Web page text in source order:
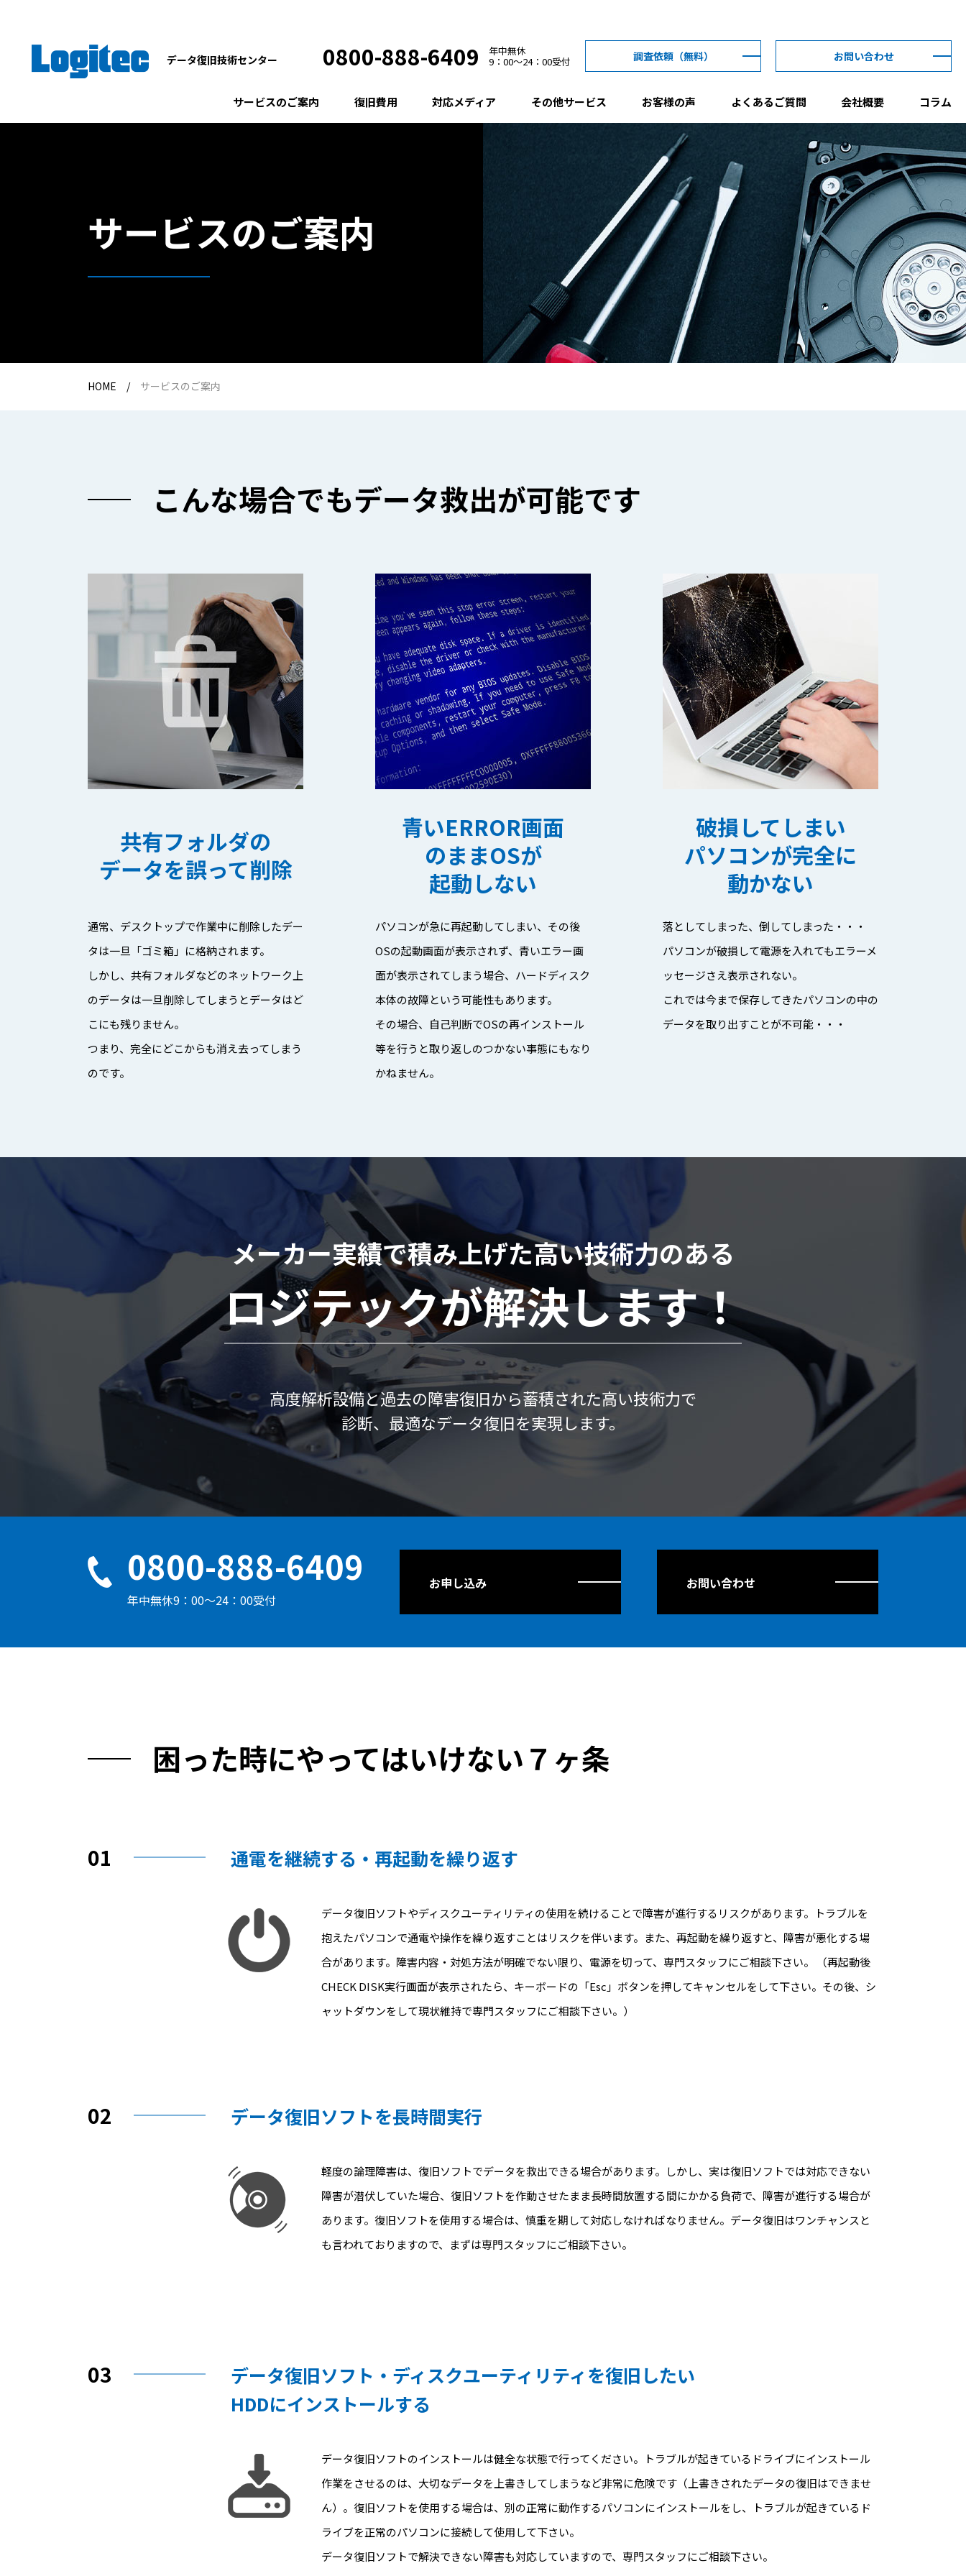
データ復旧技術センター 0800-888-6409 年中無休
9：00 24：00受付 調査依頼（無料） お問い合わせ
サービスのご案内 復旧費用 対応メディア その他サービス お客様の声 よくあるご質問 会社概要 コラム
サービスのご案内
HOME サービスのご案内
こんな場合でもデータ救出が可能です
共有フォルダの
データを誤って削除
通常、デスクトップで作業中に削除したデー
タは一旦「ゴミ箱」に格納されます。
しかし、共有フォルダなどのネットワーク上
のデータは一旦削除してしまうとデータはど
こにも残りません。
つまり、完全にどこからも消え去ってしまう
のです。
青いERROR画面
のままOSが
起動しない
パソコンが急に再起動してしまい、その後
OSの起動画面が表示されず、青いエラー画
面が表示されてしまう場合、ハードディスク
本体の故障という可能性もあります。
その場合、自己判断でOSの再インストール
等を行うと取り返しのつかない事態にもなり
かねません。
破損してしまい
パソコンが完全に
動かない
落としてしまった、倒してしまった・・・
パソコンが破損して電源を入れてもエラーメ
ッセージさえ表示されない。
これでは今まで保存してきたパソコンの中の
データを取り出すことが不可能・・・
メーカー実績で積み上げた高い技術力のある
ロジテックが解決します！
高度解析設備と過去の障害復旧から蓄積された高い技術力で
診断、最適なデータ復旧を実現します。
0800-888-6409
年中無休9：00～24：00受付
お申し込み お問い合わせ
困った時にやってはいけない７ヶ条
01 通電を継続する・再起動を繰り返す
データ復旧ソフトやディスクユーティリティの使用を続けることで障害が進行するリスクがあります。トラブルを
抱えたパソコンで通電や操作を繰り返すことはリスクを伴います。また、再起動を繰り返すと、障害が悪化する場
合があります。障害内容・対処方法が明確でない限り、電源を切って、専門スタッフにご相談下さい。 （再起動後
CHECK DISK実行画面が表示されたら、キーボードの「Esc」ボタンを押してキャンセルをして下さい。その後、シ
ャットダウンをして現状維持で専門スタッフにご相談下さい。）
02 データ復旧ソフトを長時間実行
軽度の論理障害は、復旧ソフトでデータを救出できる場合があります。しかし、実は復旧ソフトでは対応できない
障害が潜伏していた場合、復旧ソフトを作動させたまま長時間放置する間にかかる負荷で、障害が進行する場合が
あります。復旧ソフトを使用する場合は、慎重を期して対応しなければなりません。データ復旧はワンチャンスと
も言われておりますので、まずは専門スタッフにご相談下さい。
03 データ復旧ソフト・ ディスクユーティリティを復旧したい
HDDにインストールする
データ復旧ソフトのインストールは健全な状態で行ってください。トラブルが起きているドライブにインストール
作業をさせるのは、大切なデータを上書きしてしまうなど非常に危険です（上書きされたデータの復旧はできませ
ん）。復旧ソフトを使用する場合は、別の正常に動作するパソコンにインストールをし、トラブルが起きているド
ライブを正常のパソコンに接続して使用して下さい。
データ復旧ソフトで解決できない障害も対応していますので、専門スタッフにご相談下さい。